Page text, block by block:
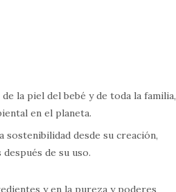
la piel del bebé y de toda la familia,
en el planeta.
desde su creación,
de su uso.
y en la pureza y poderes